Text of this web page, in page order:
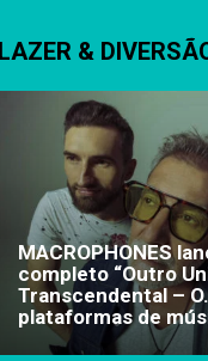
LAZER &
MACROPHONES
completo “Outro
Transcendental –
plataformas de